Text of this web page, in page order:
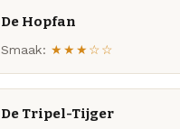
De Hopfan
Smaak: ★★★☆☆
De Tripel-Tijger